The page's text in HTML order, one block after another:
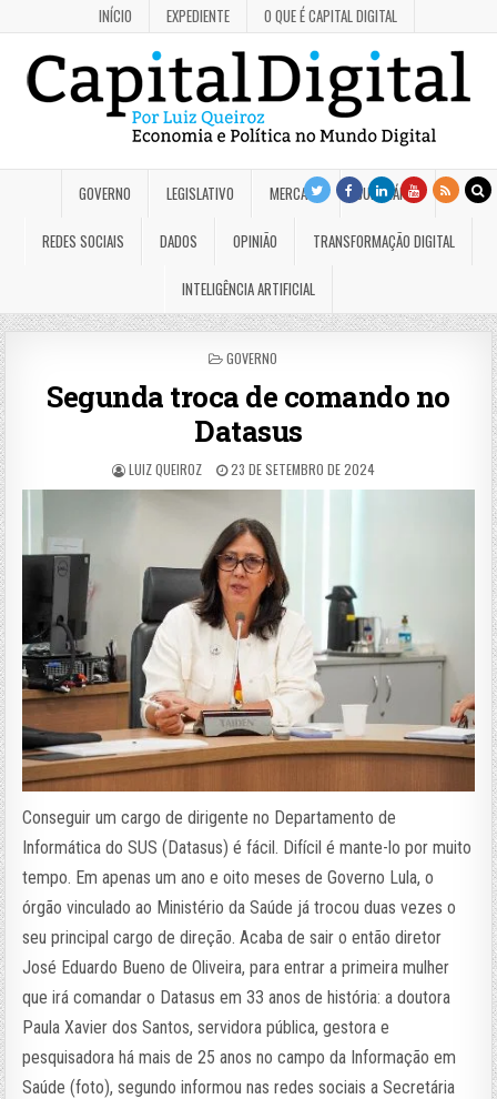
INÍCIO EXPEDIENTE O QUE É CAPITAL DIGITAL
GOVERNO LEGISLATIVO MERCADO JUDICIÁRIO
REDES SOCIAIS DADOS OPINIÃO TRANSFORMAÇÃO DIGITAL
INTELIGÊNCIA ARTIFICIAL
POSTED
GOVERNO
Segunda troca de comando no
Datasus
LUIZ QUEIROZ 23 DE SETEMBRO DE 2024
Conseguir um cargo de dirigente no Departamento de
Informática do SUS (Datasus) é fácil. Difícil é mante-lo por muito
tempo. Em apenas um ano e oito meses de Governo Lula, o
órgão vinculado ao Ministério da Saúde já trocou duas vezes o
seu principal cargo de direção. Acaba de sair o então diretor
José Eduardo Bueno de Oliveira, para entrar a primeira mulher
que irá comandar o Datasus em 33 anos de história: a doutora
Paula Xavier dos Santos, servidora pública, gestora e
pesquisadora há mais de 25 anos no campo da Informação em
Saúde (foto), segundo informou nas redes sociais a Secretária